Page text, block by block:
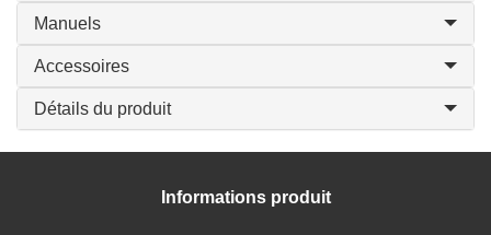
Manuels
Accessoires
Détails du produit
Informations produit